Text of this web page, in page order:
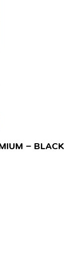
– BLACK